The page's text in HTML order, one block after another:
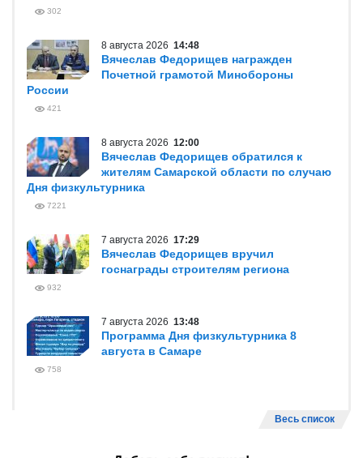
302
8 августа 2026 14:48
Вячеслав Федорищев награжден
Почетной грамотой Минобороны
России
421
8 августа 2026 12:00
Вячеслав Федорищев обратился к
жителям Самарской области по случаю
Дня физкультурника
7221
7 августа 2026 17:29
Вячеслав Федорищев вручил
госнаграды строителям региона
932
7 августа 2026 13:48
Программа Дня физкультурника 8
августа в Самаре
758
Весь список